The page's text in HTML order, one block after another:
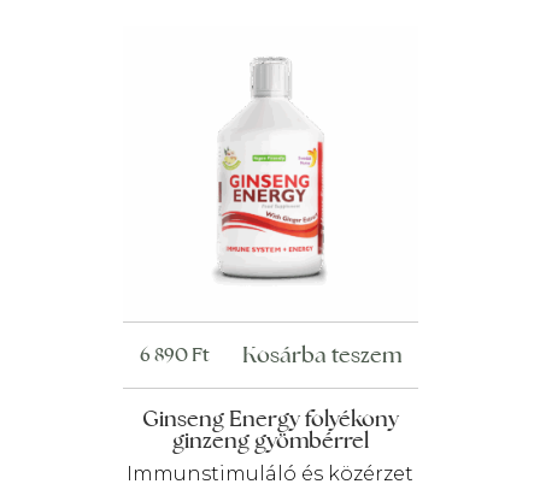
Ginseng Energy folyékony
ginzeng gyömbérrel
Immunstimuláló és közérzet
6 890Ft Kosárba teszem